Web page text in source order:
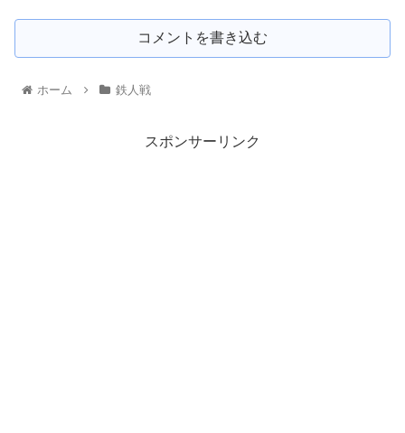
コメントを書き込む
ホーム 鉄人戦
スポンサーリンク